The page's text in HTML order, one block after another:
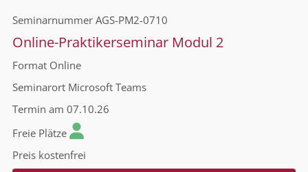
Seminarnummer AGS-PM2-0710
Online-Praktikerseminar Modul 2
Format Online
Seminarort Microsoft Teams
Termin am 07.10.26
Freie Plätze
Preis kostenfrei